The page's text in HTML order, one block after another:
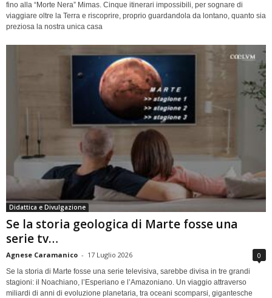
fino alla “Morte Nera” Mimas. Cinque itinerari impossibili, per sognare di
viaggiare oltre la Terra e riscoprire, proprio guardandola da lontano, quanto sia
preziosa la nostra unica casa
Didattica e Divulgazione
Se la storia geologica di Marte fosse una
serie tv…
Agnese Caramanico - 17 Luglio 2026 0
Se la storia di Marte fosse una serie televisiva, sarebbe divisa in tre grandi
stagioni: il Noachiano, l’Esperiano e l’Amazoniano. Un viaggio attraverso
miliardi di anni di evoluzione planetaria, tra oceani scomparsi, gigantesche